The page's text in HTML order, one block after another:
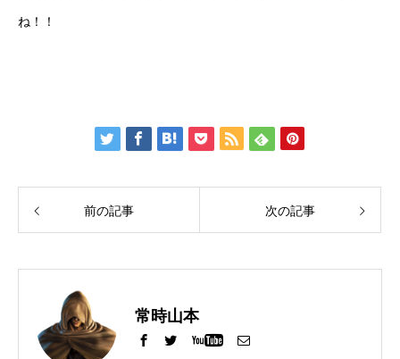
ね！！
前の記事 次の記事
常時山本